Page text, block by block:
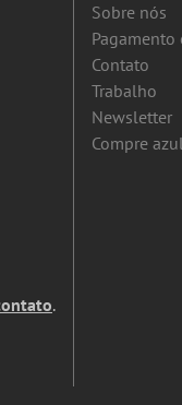
.
Sobre nós
Pagamento
Contato
Trabalho
Newsletter
Compre